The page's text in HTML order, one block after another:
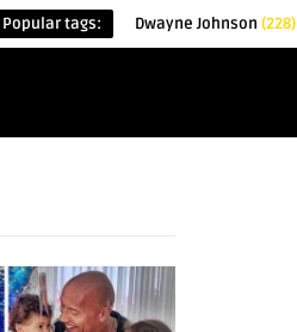
Popular tags: Dwayne Johnson (228)